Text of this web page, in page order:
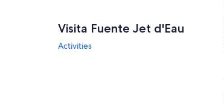
Visita Fuente Jet d'Eau
Activities